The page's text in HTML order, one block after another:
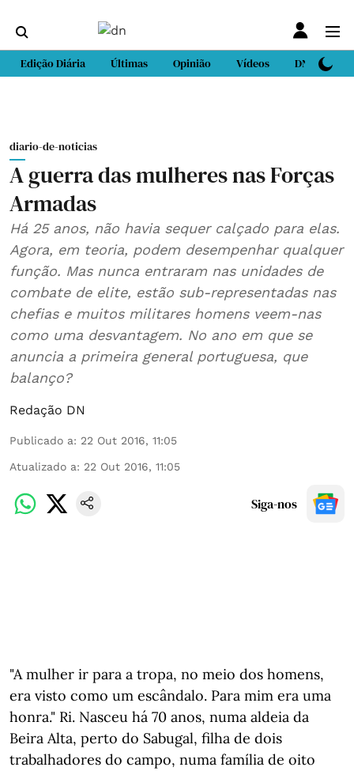
Edição Diária Últimas Opinião Vídeos DN Sport
diario-de-noticias
A guerra das mulheres nas Forças
Armadas
Há 25 anos, não havia sequer calçado para elas.
Agora, em teoria, podem desempenhar qualquer
função. Mas nunca entraram nas unidades de
combate de elite, estão sub-representadas nas
chefias e muitos militares homens veem-nas
como uma desvantagem. No ano em que se
anuncia a primeira general portuguesa, que
balanço?
Redação DN
Publicado a: 22 Out 2016, 11:05
Atualizado a: 22 Out 2016, 11:05
Siga-nos
"A mulher ir para a tropa, no meio dos homens,
era visto como um escândalo. Para mim era uma
honra." Ri. Nasceu há 70 anos, numa aldeia da
Beira Alta, perto do Sabugal, filha de dois
trabalhadores do campo, numa família de oito